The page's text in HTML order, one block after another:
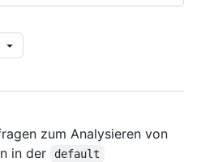
zum Analysieren von
in der
default